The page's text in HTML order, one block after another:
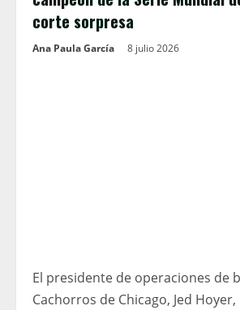
corte sorpresa
Ana Paula García 8 julio 2026
El presidente de operaciones de
Cachorros de Chicago, Jed